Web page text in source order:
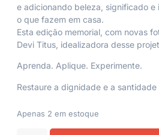
e adicionando beleza, significado
o que fazem em casa.
Esta edição memorial, com novas
Devi Titus, idealizadora desse
Aprenda. Aplique. Experimente.
Restaure a dignidade e a santidade
Apenas 2 em estoque